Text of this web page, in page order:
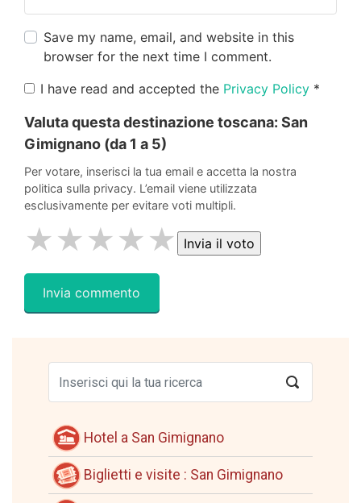
Save my name, email, and website in this
browser for the next time I comment.
I have read and accepted the Privacy Policy *
Valuta questa destinazione toscana: San
Gimignano (da 1 a 5)
Per votare, inserisci la tua email e accetta la nostra
politica sulla privacy. L’email viene utilizzata
esclusivamente per evitare voti multipli.
★
★
★
★
★
Hotel a San Gimignano
Biglietti e visite : San Gimignano